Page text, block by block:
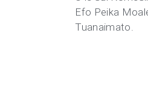
Efo Peika
Tuanaimato.